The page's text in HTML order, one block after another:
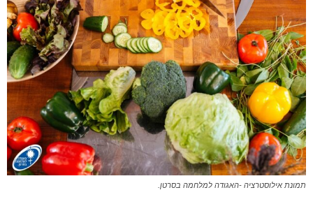
תמונת אילוסטרציה -האגודה למלחמה בסרטן.